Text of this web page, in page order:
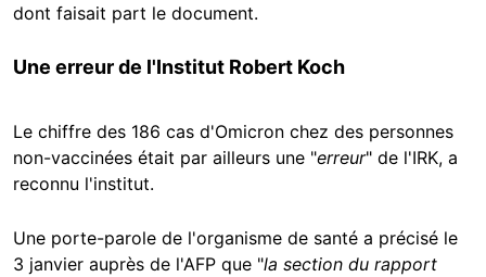
dont faisait part le document.
Une erreur de l'Institut Robert Koch
Le chiffre des 186 cas d'Omicron chez des personnes
non-vaccinées était par ailleurs une "erreur" de l'IRK, a
reconnu l'institut.
Une porte-parole de l'organisme de santé a précisé le
3 janvier auprès de l'AFP que "la section du rapport